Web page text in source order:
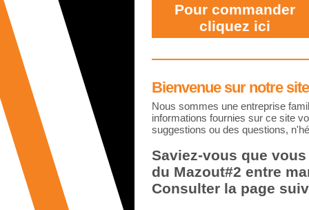
Pour commander
cliquez ici
Bienvenue sur notre site
Nous sommes une entreprise
informations fournies sur ce site
suggestions ou des questions,
Saviez-vous que
du Mazout#2 entre
Consulter la page